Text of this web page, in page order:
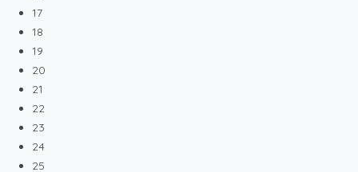
17
18
19
20
21
22
23
24
25